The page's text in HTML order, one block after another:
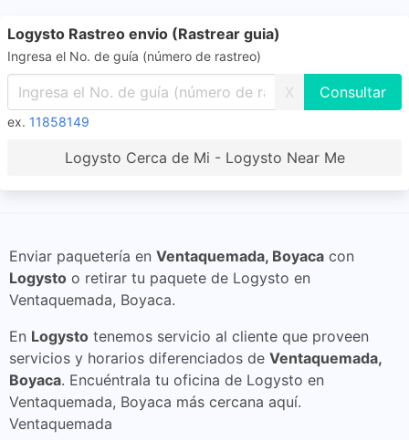
Logysto Rastreo envio (Rastrear guia)
Ingresa el No. de guía (número de rastreo)
X
ex. 11858149
Logysto Cerca de Mi - Logysto Near Me
Enviar paquetería en Ventaquemada, Boyaca con
Logysto o retirar tu paquete de Logysto en
Ventaquemada, Boyaca.
En Logysto tenemos servicio al cliente que proveen
servicios y horarios diferenciados de Ventaquemada,
Boyaca. Encuéntrala tu oficina de Logysto en
Ventaquemada, Boyaca más cercana aquí.
Ventaquemada